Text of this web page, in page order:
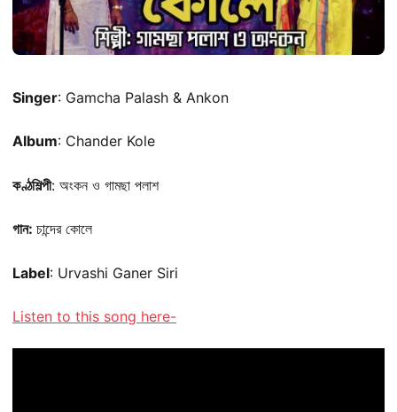
Singer: Gamcha Palash & Ankon
Album: Chander Kole
কণ্ঠশিল্পী: অংকন ও গামছা পলাশ
গান: চান্দের কোলে
Label: Urvashi Ganer Siri
Listen to this song here-